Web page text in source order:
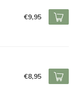
€9,95
€8,95